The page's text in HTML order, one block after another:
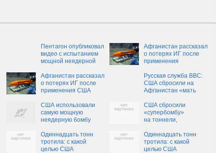
Пентагон опубликовал
видео с испытанием
мощной неядерной
Афганистан рассказал
о потерях ИГ после
применения
Афганистан рассказал
о потерях ИГ после
применения США
Русская служба BBC:
США сбросили на
Афганистан «мать
США использовали
самую мощную
неядерную бомбу
США сбросили
«супербомбу»
на тоннели,
Сноуден
Одиннадцать тонн
тротила: с какой
целью США
Одиннадцать тонн
тротила: с какой
целью США